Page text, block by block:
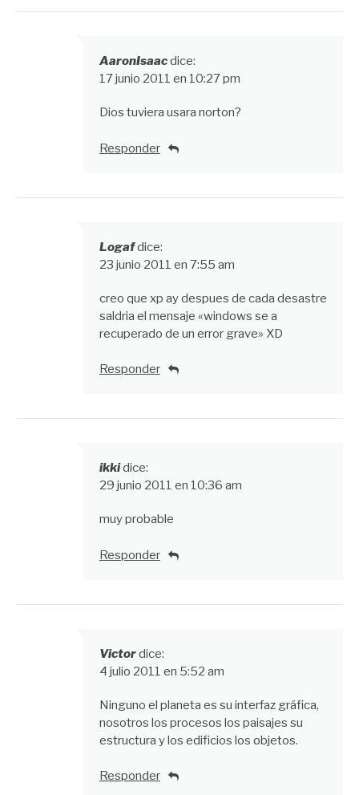
AaronIsaacdice:
17 junio 2011 en 10:27 pm
Dios tuviera usara norton?
Responder
Logafdice:
23 junio 2011 en 7:55 am
creo que xp ay despues de cada desastre
saldria el mensaje «windows se a
recuperado de un error grave» XD
Responder
ikkidice:
29 junio 2011 en 10:36 am
muy probable
Responder
Victordice:
4 julio 2011 en 5:52 am
Ninguno el planeta es su interfaz gráfica,
nosotros los procesos los paisajes su
estructura y los edificios los objetos.
Responder